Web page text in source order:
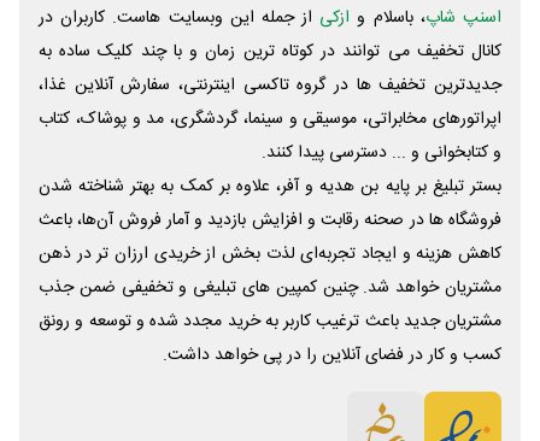
اسنپ شاپ، باسلام و ازکی از جمله این وبسایت ‌هاست. کاربران در
کانال تخفیف می توانند در کوتاه ترین زمان و با چند کلیک ساده به
جدیدترین تخفیف ها در گروه تاکسی اینترنتی، سفارش آنلاین غذا،
اپراتورهای مخابراتی، موسیقی و سینما، گردشگری، مد و پوشاک، کتاب
و کتابخوانی و ... دسترسی پیدا کنند.
بستر تبلیغ بر پایه بن هدیه و آفر، علاوه بر کمک به بهتر شناخته شدن
فروشگاه ها در صحنه رقابت و افزایش بازدید و آمار فروش آن‌ها، باعث
کاهش هزینه و ایجاد تجربه‌ای لذت بخش از خریدی ارزان تر در ذهن
مشتریان خواهد شد. چنین کمپین های تبلیغی و تخفیفی ضمن جذب
مشتریان جدید باعث ترغیب کاربر به خرید مجدد شده و توسعه و رونق
کسب و کار در فضای آنلاین را در پی خواهد داشت.